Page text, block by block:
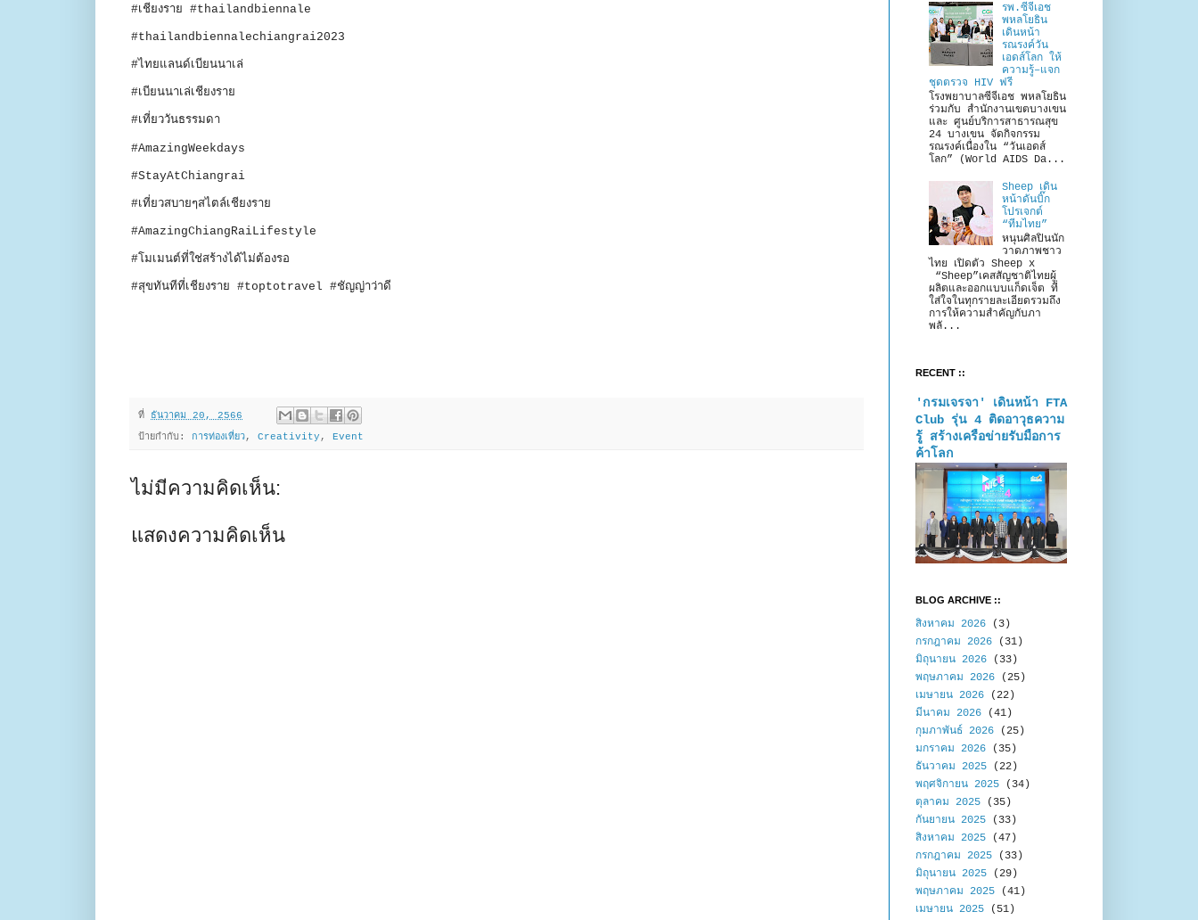
#เชียงราย #thailandbiennale
#thailandbiennalechiangrai2023
#ไทยแลนด์เบียนนาเล่
#เบียนนาเล่เชียงราย
#เที่ยววันธรรมดา
#AmazingWeekdays
#StayAtChiangrai
#เที่ยวสบายๆสไตล์เชียงราย
#AmazingChiangRaiLifestyle
#โมเมนต์ที่ใช่สร้างได้ไม่ต้องรอ
#สุขทันทีที่เชียงราย #toptotravel #ชัญญ่าว่าดี
ที่ ธันวาคม 20, 2566
ป้ายกำกับ: การท่องเที่ยว, Creativity , Event
ไม่มีความคิดเห็น:
แสดงความคิดเห็น
รพ.ซีจีเอช
พหลโยธิน
เดินหน้า
รณรงค์วัน
เอดส์โลก ให้
ความรู้–แจก
ชุดตรวจ HIV ฟรี
โรงพยาบาลซีจีเอช พหลโยธิน
ร่วมกับ สำนักงานเขตบางเขน
และ ศูนย์บริการสาธารณสุข
24 บางเขน จัดกิจกรรม
รณรงค์เนื่องใน “วันเอดส์
โลก” (World AIDS Da...
Sheep เดิน
หน้าดันบิ๊ก
โปรเจกต์
“ทีมไทย”
หนุนศิลปินนัก
วาดภาพชาว
ไทย เปิดตัว Sheep x
“Sheep”เคสสัญชาติไทยผู้
ผลิตและออกแบบแก็ดเจ็ต ที่
ใส่ใจในทุกรายละเอียดรวมถึง
การให้ความสำคัญกับภา
พลั...
RECENT ::
'กรมเจรจา' เดินหน้า FTA
Club รุ่น 4 ติดอาวุธความ
รู้ สร้างเครือข่ายรับมือการ
ค้าโลก
BLOG ARCHIVE ::
สิงหาคม 2026 (3)
กรกฎาคม 2026 (31)
มิถุนายน 2026 (33)
พฤษภาคม 2026 (25)
เมษายน 2026 (22)
มีนาคม 2026 (41)
กุมภาพันธ์ 2026 (25)
มกราคม 2026 (35)
ธันวาคม 2025 (22)
พฤศจิกายน 2025 (34)
ตุลาคม 2025 (35)
กันยายน 2025 (33)
สิงหาคม 2025 (47)
กรกฎาคม 2025 (33)
มิถุนายน 2025 (29)
พฤษภาคม 2025 (41)
เมษายน 2025 (51)